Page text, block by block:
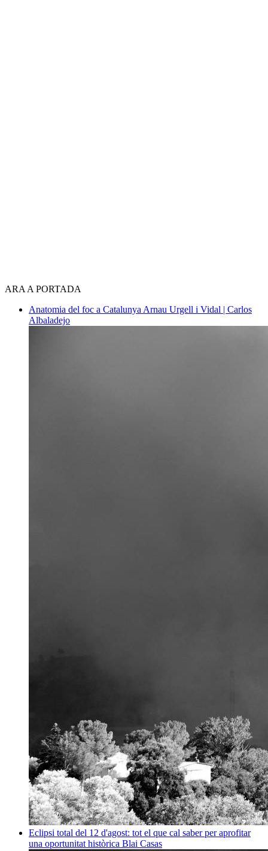
ARA A PORTADA
Anatomia del foc a Catalunya Arnau Urgell i Vidal | Carlos
Albaladejo
Eclipsi total del 12 d'agost: tot el que cal saber per aprofitar
una oportunitat històrica Blai Casas